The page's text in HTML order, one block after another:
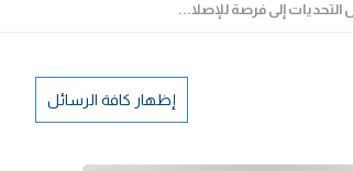
التحديات إلى فرصة للإصلا...
إظهار كافة الرسائل